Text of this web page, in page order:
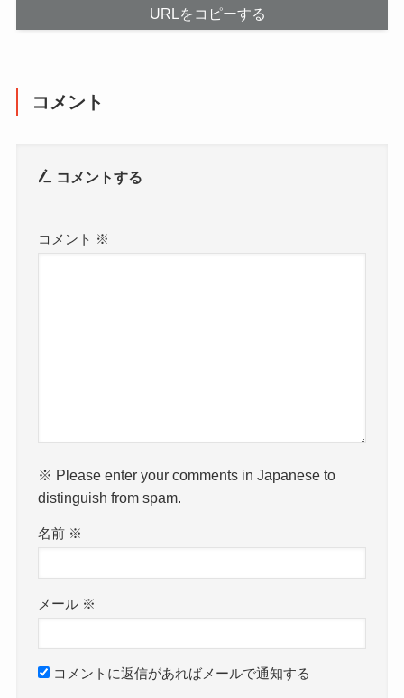
URLをコピーする
コメント
コメントする
コメント ※
※ Please enter your comments in Japanese to
distinguish from spam.
名前 ※
メール ※
コメントに返信があればメールで通知する